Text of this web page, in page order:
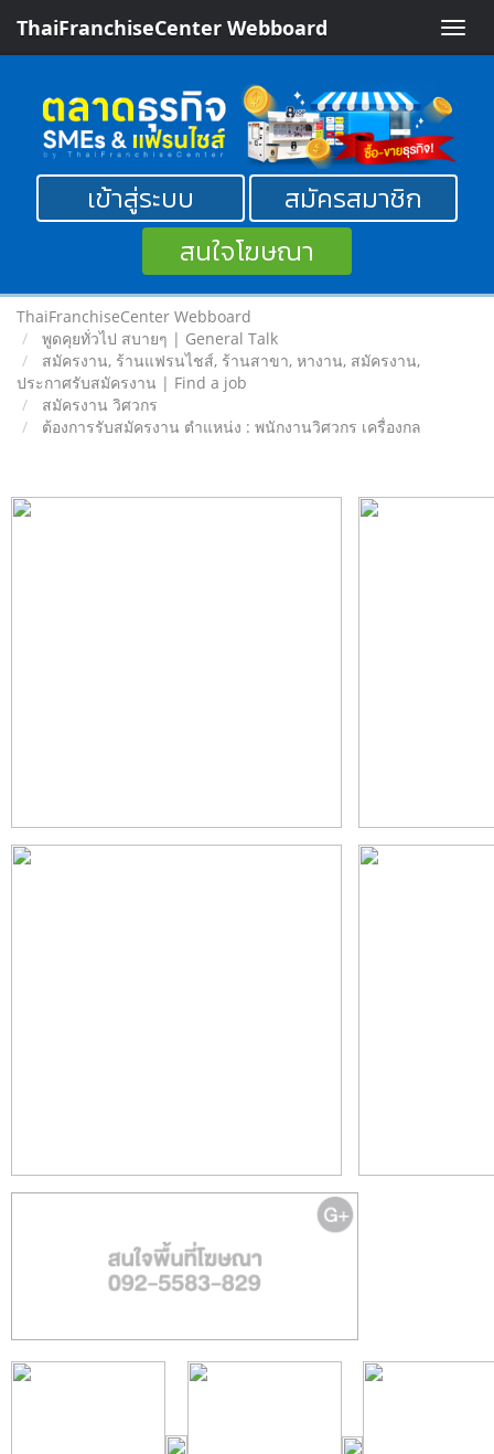
Toggle
ThaiFranchiseCenter Webboard
เข้าสู่ระบบ
สมัครสมาชิก
สนใจโฆษณา
ThaiFranchiseCenter Webboard
พูดคุยทั่วไป สบายๆ | General Talk
สมัครงาน, ร้านแฟรนไชส์, ร้านสาขา, หางาน, สมัครงาน,
ประกาศรับสมัครงาน | Find a job
สมัครงาน วิศวกร
ต้องการรับสมัครงาน ตำแหน่ง : พนักงานวิศวกร เครื่องกล